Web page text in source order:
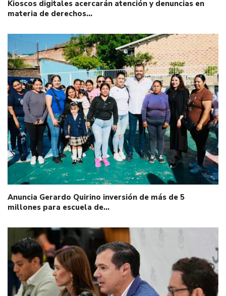
Kioscos digitales acercarán atención y denuncias en
materia de derechos…
Anuncia Gerardo Quirino inversión de más de 5
millones para escuela de…